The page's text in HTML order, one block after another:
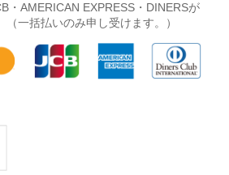
・AMERICAN EXPRESS・DINERSが
（一括払いのみ申し受けます。）